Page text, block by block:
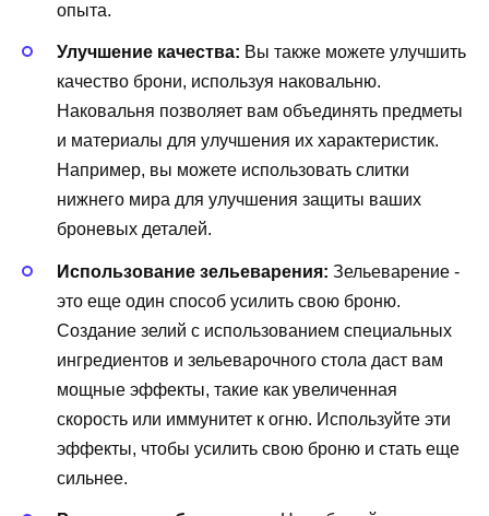
опыта.
Улучшение качества: Вы также можете улучшить
качество брони, используя наковальню.
Наковальня позволяет вам объединять предметы
и материалы для улучшения их характеристик.
Например, вы можете использовать слитки
нижнего мира для улучшения защиты ваших
броневых деталей.
Использование зельеварения: Зельеварение -
это еще один способ усилить свою броню.
Создание зелий с использованием специальных
ингредиентов и зельеварочного стола даст вам
мощные эффекты, такие как увеличенная
скорость или иммунитет к огню. Используйте эти
эффекты, чтобы усилить свою броню и стать еще
сильнее.